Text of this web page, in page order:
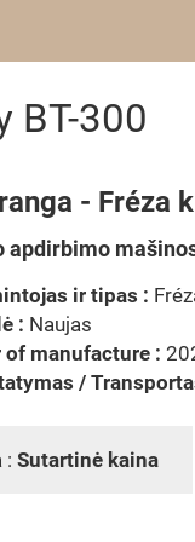
BT-300
- Fréza
apdirbimo
ir tipas :
: Naujas
of manufacture :
/
: Sutartinė kaina